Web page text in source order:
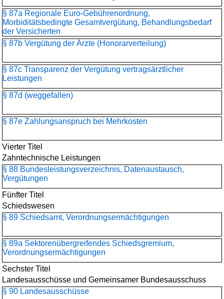
§ 87a Regionale Euro-Gebührenordnung,
Morbiditätsbedingte Gesamtvergütung, Behandlungsbedarf
der Versicherten
§ 87b Vergütung der Ärzte (Honorarverteilung)
§ 87c Transparenz der Vergütung vertragsärztlicher
Leistungen
§ 87d (weggefallen)
§ 87e Zahlungsanspruch bei Mehrkosten
Vierter Titel
Zahntechnische Leistungen
§ 88 Bundesleistungsverzeichnis, Datenaustausch,
Vergütungen
Fünfter Titel
Schiedswesen
§ 89 Schiedsamt, Verordnungsermächtigungen
§ 89a Sektorenübergreifendes Schiedsgremium,
Verordnungsermächtigungen
Sechster Titel
Landesausschüsse und Gemeinsamer Bundesausschuss
§ 90 Landesausschüsse